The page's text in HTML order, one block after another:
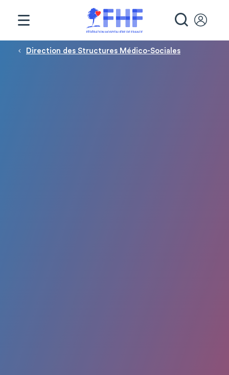
Fil d'Ariane
Direction des Structures Médico-Sociales
Panneau de gestion des cookies